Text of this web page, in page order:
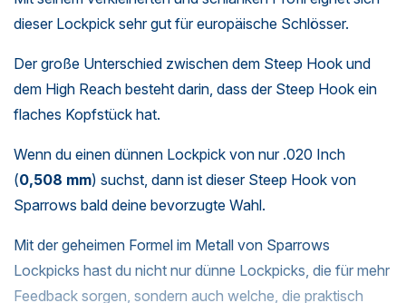
dieser Lockpick sehr gut für europäische Schlösser.
Der große Unterschied zwischen dem Steep Hook und
dem High Reach besteht darin, dass der Steep Hook ein
flaches Kopfstück hat.
Wenn du einen dünnen Lockpick von nur .020 Inch
(0,508 mm) suchst, dann ist dieser Steep Hook von
Sparrows bald deine bevorzugte Wahl.
Mit der geheimen Formel im Metall von Sparrows
Lockpicks hast du nicht nur dünne Lockpicks, die für mehr
Feedback sorgen, sondern auch welche, die praktisch